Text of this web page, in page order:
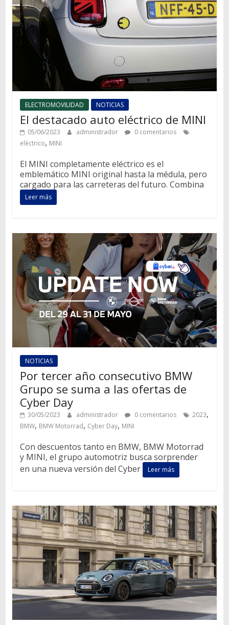
ELECTROMOVILIDAD NOTICIAS
El destacado auto eléctrico de MINI
05/06/2023 administrador
0 comentarios
eléctrico, MINI
El MINI completamente eléctrico es el
emblemático MINI original hasta la médula, pero
cargado para las carreteras del futuro. Combina
Leer más
NOTICIAS
Por tercer año consecutivo BMW
Grupo se suma a las ofertas de
Cyber Day
30/05/2023 administrador 0 comentarios 2023,
BMW, BMW Motorrad, Cyber Day, MINI
Con descuentos tanto en BMW, BMW Motorrad
y MINI, el grupo automotriz busca sorprender
en una nueva versión del Cyber
Leer más